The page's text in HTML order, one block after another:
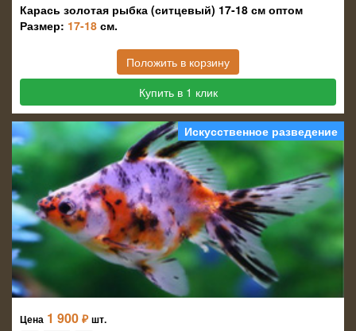
Карась золотая рыбка (ситцевый) 17-18 см оптом
Размер: 17-18 см.
Положить в корзину
Купить в 1 клик
Искусственное разведение
Цена 1 900 ₽ шт.